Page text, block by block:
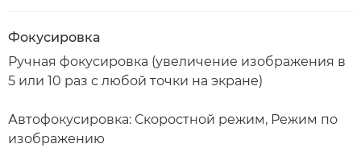
Фокусировка
Ручная фокусировка (увеличение изображения в
5 или 10 раз с любой точки на экране)
Автофокусировка: Скоростной режим, Режим по
изображению